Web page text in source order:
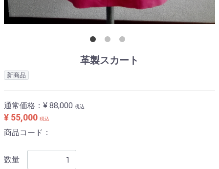
革製スカート
新商品
通常価格： ¥ 88,000 税込
¥ 55,000 税込
商品コード：
数量